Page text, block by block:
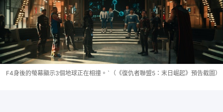
F4身後的螢幕顯示3個地球正在相撞。`（《復仇者聯盟5：末日崛起》預告截圖）